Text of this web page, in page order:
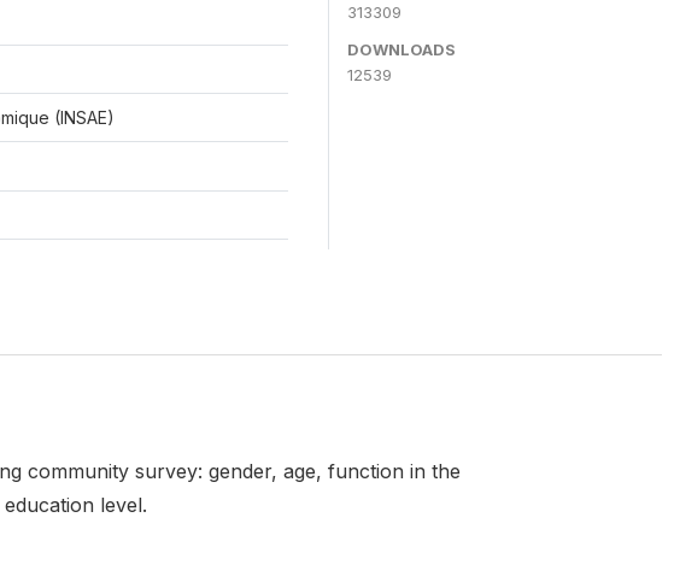
(INSAE)
313309
DOWNLOADS
12539
community survey: gender, age, function in the
level.